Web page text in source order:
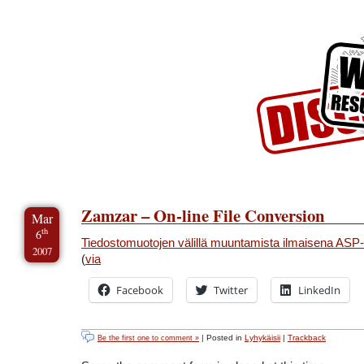
Mar
6th
2007
Zamzar – On-line File Conversion
Tiedostomuotojen välillä muuntamista ilmaisena
(via
Facebook Twitter LinkedIn
Be the first one to comment » | Posted in Lyhykäisii | Trackback